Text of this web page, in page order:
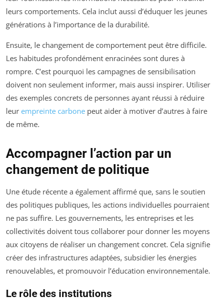
leurs comportements. Cela inclut aussi d’éduquer les jeunes
générations à l’importance de la durabilité.
Ensuite, le changement de comportement peut être difficile.
Les habitudes profondément enracinées sont dures à
rompre. C’est pourquoi les campagnes de sensibilisation
doivent non seulement informer, mais aussi inspirer. Utiliser
des exemples concrets de personnes ayant réussi à réduire
leur empreinte carbone peut aider à motiver d’autres à faire
de même.
Accompagner l’action par un
changement de politique
Une étude récente a également affirmé que, sans le soutien
des politiques publiques, les actions individuelles pourraient
ne pas suffire. Les gouvernements, les entreprises et les
collectivités doivent tous collaborer pour donner les moyens
aux citoyens de réaliser un changement concret. Cela signifie
créer des infrastructures adaptées, subsidier les énergies
renouvelables, et promouvoir l’éducation environnementale.
Le rôle des institutions